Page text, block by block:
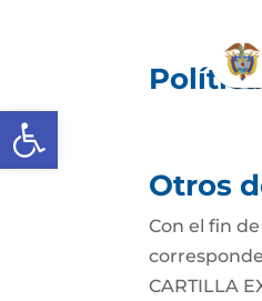
Abrir barra de herramientas
Otros
Con el fin
CARTILLA